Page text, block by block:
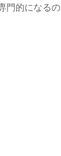
門的になるの